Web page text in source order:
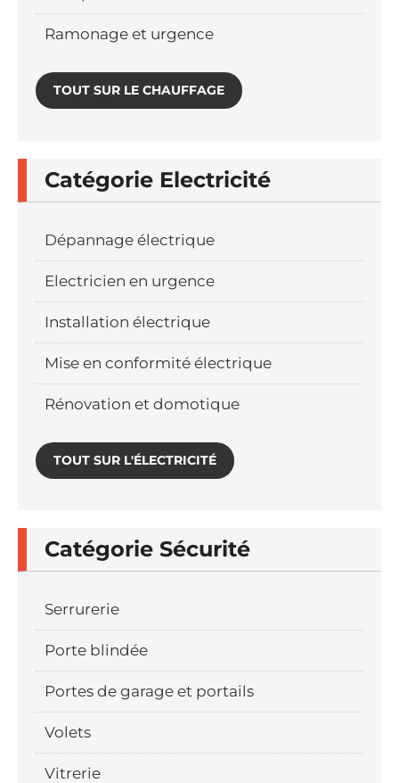
Ramonage et urgence
TOUT SUR LE CHAUFFAGE
Catégorie Electricité
Dépannage électrique
Electricien en urgence
Installation électrique
Mise en conformité électrique
Rénovation et domotique
TOUT SUR L'ÉLECTRICITÉ
Catégorie Sécurité
Serrurerie
Porte blindée
Portes de garage et portails
Volets
Vitrerie